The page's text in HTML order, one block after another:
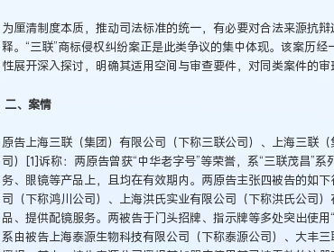
为厘清制度本质，推动司法标准的统一，有必要对合法来源抗
释。“三联”商标侵权纠纷案正是此类争议的集中体现。该案历
性展开深入探讨，明确其适用空间与审查要件，对同类案件的审
二、案情
原告上海三联（集团）有限公司（下称三联公司）、上海三联
司）[1]诉称：两原告曾获“中华老字号”等荣誉，系“三联茂昌”
务、眼镜等产品上，且均在有效期内。两原告主张四被告的如
司（下称鸿川公司）、上海洪氏实业有限公司（下称洪氏公司
品、提供配镜服务。两被告于门头招牌、指示牌等多处突出使
系由被告上海泰源生物科技有限公司（下称泰源公司）、大丰